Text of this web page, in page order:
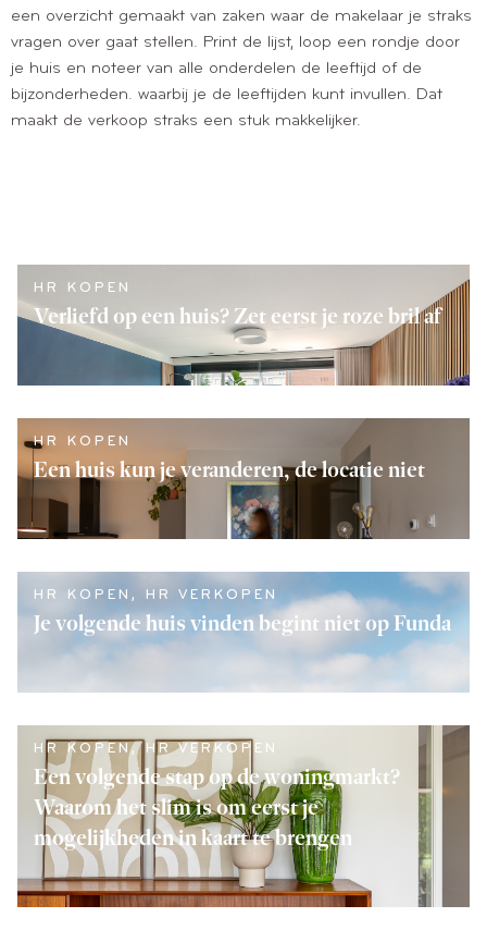
een overzicht gemaakt van zaken waar de makelaar je straks
vragen over gaat stellen. Print de lijst, loop een rondje door
je huis en noteer van alle onderdelen de leeftijd of de
bijzonderheden. waarbij je de leeftijden kunt invullen. Dat
maakt de verkoop straks een stuk makkelijker.
HR KOPEN
Verliefd op een huis? Zet eerst je roze bril af
HR KOPEN
Een huis kun je veranderen, de locatie niet
HR KOPEN , HR VERKOPEN
Je volgende huis vinden begint niet op Funda
HR KOPEN, HR VERKOPEN
Een volgende stap op de woningmarkt?
Waarom het slim is om eerst je
mogelijkheden in kaart te brengen